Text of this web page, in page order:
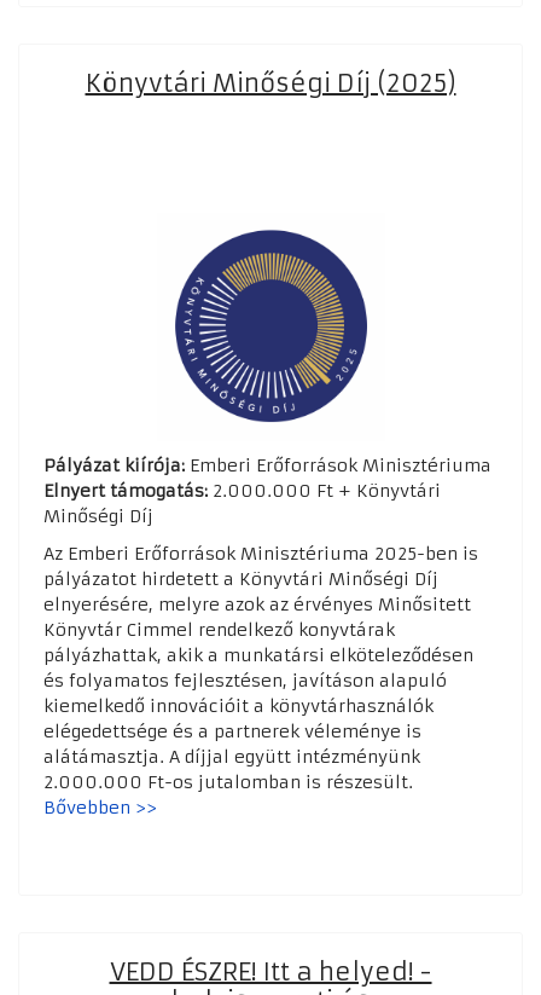
Könyvtári Minőségi Díj (2025)
Pályázat kiírója: Emberi Erőforrások Minisztériuma
Elnyert támogatás: 2.000.000 Ft + Könyvtári
Minőségi Díj
Az Emberi Erőforrások Minisztériuma 2025-ben is
pályázatot hirdetett a Könyvtári Minőségi Díj
elnyerésére, melyre azok az érvényes Minősitett
Könyvtár Cimmel rendelkező konyvtárak
pályázhattak, akik a munkatársi elköteleződésen
és folyamatos fejlesztésen, javításon alapuló
kiemelkedő innovációit a könyvtárhasználók
elégedettsége és a partnerek véleménye is
alátámasztja. A díjjal együtt intézményünk
2.000.000 Ft-os jutalomban is részesült.
Bővebben >>
VEDD ÉSZRE! Itt a helyed! -